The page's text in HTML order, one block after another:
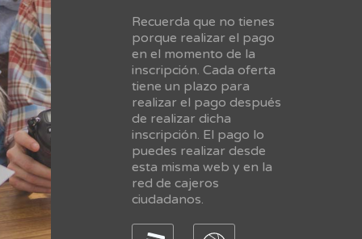
Recuerda que no tienes
porque realizar el pago
en el momento de la
inscripción. Cada oferta
tiene un plazo para
realizar el pago después
de realizar dicha
inscripción. El pago lo
puedes realizar desde
esta misma web y en la
red de cajeros
ciudadanos.